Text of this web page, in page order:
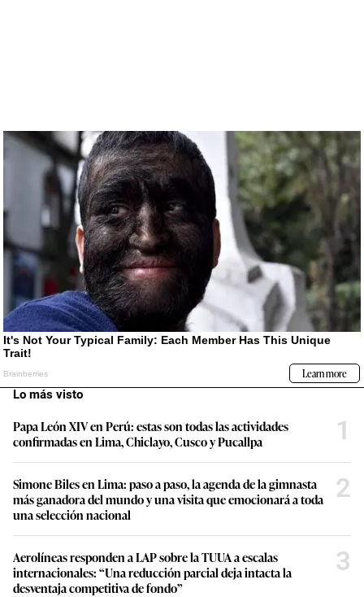
Lo más visto
Papa León XIV en Perú: estas son todas las actividades
confirmadas en Lima, Chiclayo, Cusco y Pucallpa
1
Simone Biles en Lima: paso a paso, la agenda de la gimnasta
más ganadora del mundo y una visita que emocionará a toda
una selección nacional
2
Aerolíneas responden a LAP sobre la TUUA a escalas
internacionales: “Una reducción parcial deja intacta la
desventaja competitiva de fondo”
3